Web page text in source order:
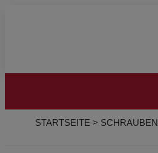
STARTSEITE > SCHRAUBEN